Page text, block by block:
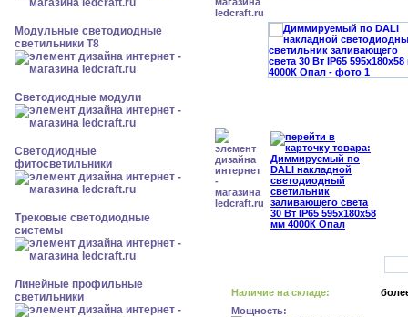
Модульные светодиодные
светильники Т8
Светодиодные модули
Светодиодные
фитосветильники
Трековые светодиодные
системы
Линейные профильные
светильники
Наличие на складе:
Мощность: